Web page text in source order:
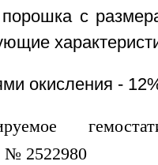
с
окисления -